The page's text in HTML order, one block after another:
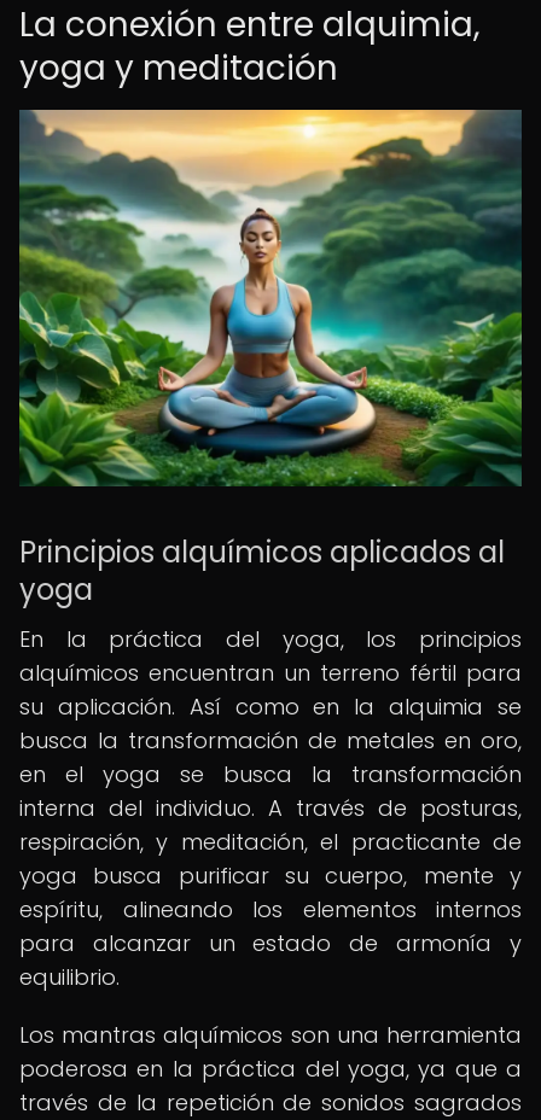
La conexión entre alquimia,
yoga y meditación
Principios alquímicos aplicados al
yoga
En la práctica del yoga, los principios
alquímicos encuentran un terreno fértil para
su aplicación. Así como en la alquimia se
busca la transformación de metales en oro,
en el yoga se busca la transformación
interna del individuo. A través de posturas,
respiración, y meditación, el practicante de
yoga busca purificar su cuerpo, mente y
espíritu, alineando los elementos internos
para alcanzar un estado de armonía y
equilibrio.
Los mantras alquímicos son una herramienta
poderosa en la práctica del yoga, ya que a
través de la repetición de sonidos sagrados